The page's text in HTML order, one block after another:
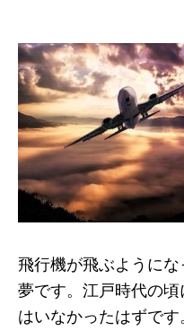
飛行機が飛ぶように
夢です。江戸時代の
はいなかったはずで